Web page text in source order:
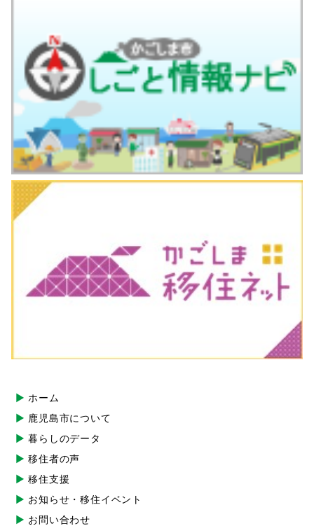
ホーム
鹿児島市について
暮らしのデータ
移住者の声
移住支援
お知らせ・移住イベント
お問い合わせ